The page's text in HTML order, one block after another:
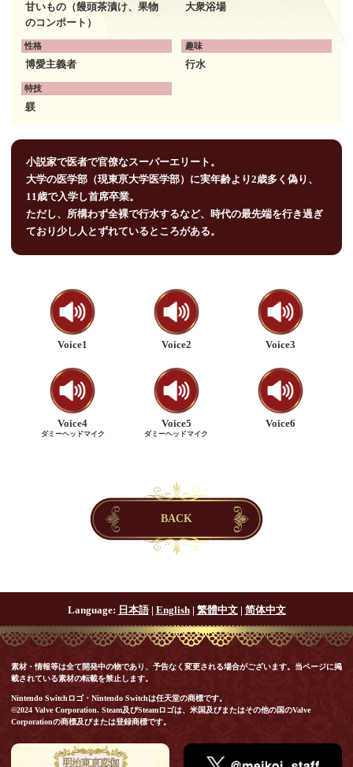
甘いもの（饅頭茶漬け、果物
のコンポート）
大衆浴場
性格
博愛主義者
趣味
行水
特技
躾
小説家で医者で官僚なスーパーエリート。
大学の医学部（現東亰大学医学部）に実年齢より2歳多く偽り、
11歳で入学し首席卒業。
ただし、所構わず全裸で行水するなど、時代の最先端を行き過ぎ
ており少し人とずれているところがある。
Voice1 Voice2 Voice3
Voice4
ダミーヘッドマイク
Voice5
ダミーヘッドマイク
Voice6
BACK
Language: 日本語| English| 繁體中文| 简体中文
素材・情報等は全て開発中の物であり、予告なく変更される場合がございます。当ページに掲
載されている素材の転載を禁止します。
Nintendo Switchロゴ・Nintendo Switchは任天堂の商標です。
©2024 Valve Corporation. Steam及びSteamロゴは、米国及びまたはその他の国のValve
Corporationの商標及びまたは登録商標です。